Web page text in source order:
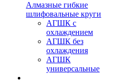
Алмазные гибкие
шлифовальные круги
АГШК с
охлаждением
АГШК без
охлаждения
АГШК
универсальные